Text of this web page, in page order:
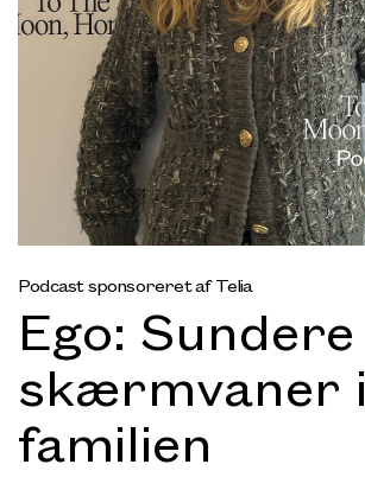
Podcast sponsoreret af Telia
Ego: Sundere
skærmvaner i
familien